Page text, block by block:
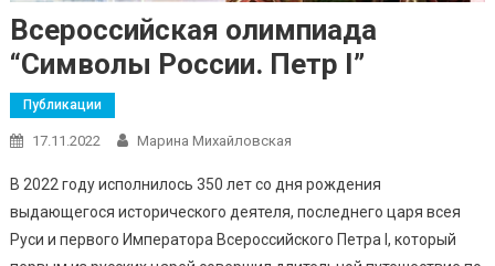
Всероссийская олимпиада
“Символы России. Петр I”
Публикации
17.11.2022 Марина Михайловская
В 2022 году исполнилось 350 лет со дня рождения
выдающегося исторического деятеля, последнего царя всея
Руси и первого Императора Всероссийского Петра I, который